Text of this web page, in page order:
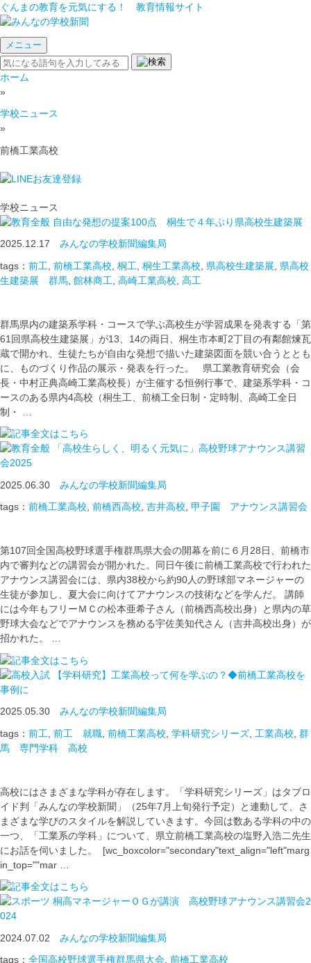
ぐんまの教育を元気にする！ 教育情報サイト
メニュー
ホーム
»
学校ニュース
»
前橋工業高校
学校ニュース
自由な発想の提案100点 桐生で４年ぶり県高校生建築展
2025.12.17 みんなの学校新聞編集局
tags： 前工 前橋工業高校 桐工 桐生工業高校 県高校生建築展
県高校
生建築展 群馬 館林商工 高崎工業高校 高工
群馬県内の建築系学科・コースで学ぶ高校生が学習成果を発表する「第
61回県高校生建築展」が13、14の両日、桐生市本町2丁目の有鄰館煉瓦
蔵で開かれ、生徒たちが自由な発想で描いた建築図面を競い合うととも
に、ものづくり作品の展示・発表を行った。 県工業教育研究会（会
長・中村正典高崎工業高校長）が主催する恒例行事で、建築系学科・コ
ースのある県内4高校（桐生工、前橋工全日制・定時制、高崎工全日
制・ …
「高校生らしく、明るく元気に」高校野球アナウンス講習
会2025
2025.06.30 みんなの学校新聞編集局
tags： 前橋工業高校 前橋西高校 吉井高校 甲子園 アナウンス講習会
第107回全国高校野球選手権群馬県大会の開幕を前に６月28日、前橋市
内で審判などの講習会が開かれた。同日午後に前橋工業高校で行われた
アナウンス講習会には、県内38校から約90人の野球部マネージャーの
生徒が参加し、夏大会に向けてアナウンスの技術などを学んだ。 講師
には今年もフリーＭＣの松本亜希子さん（前橋西高校出身）と県内の草
野球大会などでアナウンスを務める宇佐美知代さん（吉井高校出身）が
招かれた。 …
【学科研究】工業高校って何を学ぶの？◆前橋工業高校を
事例に
2025.05.30 みんなの学校新聞編集局
tags： 前工 前工 就職 前橋工業高校 学科研究シリーズ 工業高校 群
馬 専門学科 高校
高校にはさまざまな学科が存在します。「学科研究シリーズ」はタブロ
イド判「みんなの学校新聞」（25年7月上旬発行予定）と連動して、さ
まざまな学びのスタイルを解説していきます。今回は数ある学科の中の
一つ、「工業系の学科」について、県立前橋工業高校の塩野入浩二先生
にお話を伺いました。 [wc_boxcolor="secondary"text_align="left"marg
in_top=""mar …
桐高マネージャーＯＧが講演 高校野球アナウンス講習会2
024
2024.07.02 みんなの学校新聞編集局
tags： 全国高校野球選手権群馬県大会 前橋工業高校